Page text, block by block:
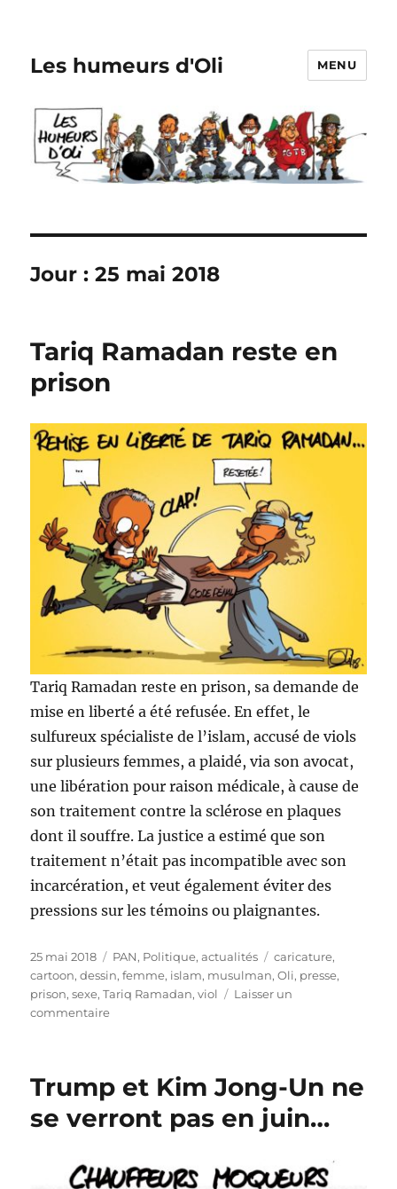
Les humeurs d'Oli MENU
Jour :25 mai 2018
Tariq Ramadan reste en
prison
Tariq Ramadan reste en prison, sa demande de
mise en liberté a été refusée. En effet, le
sulfureux spécialiste de l’islam, accusé de viols
sur plusieurs femmes, a plaidé, via son avocat,
une libération pour raison médicale, à cause de
son traitement contre la sclérose en plaques
dont il souffre. La justice a estimé que son
traitement n’était pas incompatible avec son
incarcération, et veut également éviter des
pressions sur les témoins ou plaignantes.
Publié
le
25 mai 2018 Catégories
PAN, Politique, actualités Étiquettes
caricature,
cartoon,dessin,femme, islam, musulman,Oli, presse,
prison,sexe,Tariq Ramadan,viol
Laisser un
commentairesur
en
Trump et Kim Jong-Un ne
se verront pas en juin…